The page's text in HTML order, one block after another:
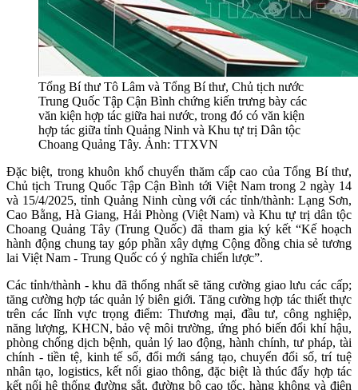
Tổng Bí thư Tô Lâm và Tổng Bí thư, Chủ tịch nước
Trung Quốc Tập Cận Bình chứng kiến trưng bày các
văn kiện hợp tác giữa hai nước, trong đó có văn kiện
hợp tác giữa tỉnh Quảng Ninh và Khu tự trị Dân tộc
Choang Quảng Tây. Ảnh: TTXVN
Đặc biệt, trong khuôn khổ chuyến thăm cấp cao của Tổng Bí thư,
Chủ tịch Trung Quốc Tập Cận Bình tới Việt Nam trong 2 ngày 14
và 15/4/2025, tỉnh Quảng Ninh cùng với các tỉnh/thành: Lạng Sơn,
Cao Bằng, Hà Giang, Hải Phòng (Việt Nam) và Khu tự trị dân tộc
Choang Quảng Tây (Trung Quốc) đã tham gia ký kết “Kế hoạch
hành động chung tay góp phần xây dựng Cộng đồng chia sẻ tương
lai Việt Nam - Trung Quốc có ý nghĩa chiến lược”.
Các tỉnh/thành - khu đã thống nhất sẽ tăng cường giao lưu các cấp;
tăng cường hợp tác quản lý biên giới. Tăng cường hợp tác thiết thực
trên các lĩnh vực trọng điểm: Thương mại, đầu tư, công nghiệp,
năng lượng, KHCN, bảo vệ môi trường, ứng phó biến đổi khí hậu,
phòng chống dịch bệnh, quản lý lao động, hành chính, tư pháp, tài
chính - tiền tệ, kinh tế số, đổi mới sáng tạo, chuyển đổi số, trí tuệ
nhân tạo, logistics, kết nối giao thông, đặc biệt là thúc đẩy hợp tác
kết nối hệ thống đường sắt, đường bộ cao tốc, hàng không và điện